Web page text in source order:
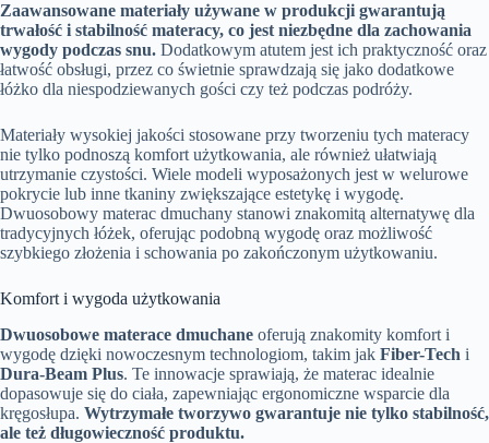
Zaawansowane materiały używane w produkcji gwarantują
trwałość i stabilność materacy, co jest niezbędne dla zachowania
wygody podczas snu. Dodatkowym atutem jest ich praktyczność oraz
łatwość obsługi, przez co świetnie sprawdzają się jako dodatkowe
łóżko dla niespodziewanych gości czy też podczas podróży.
Materiały wysokiej jakości stosowane przy tworzeniu tych materacy
nie tylko podnoszą komfort użytkowania, ale również ułatwiają
utrzymanie czystości. Wiele modeli wyposażonych jest w welurowe
pokrycie lub inne tkaniny zwiększające estetykę i wygodę.
Dwuosobowy materac dmuchany stanowi znakomitą alternatywę dla
tradycyjnych łóżek, oferując podobną wygodę oraz możliwość
szybkiego złożenia i schowania po zakończonym użytkowaniu.
Komfort i wygoda użytkowania
Dwuosobowe materace dmuchane oferują znakomity komfort i
wygodę dzięki nowoczesnym technologiom, takim jak Fiber-Tech i
Dura-Beam Plus. Te innowacje sprawiają, że materac idealnie
dopasowuje się do ciała, zapewniając ergonomiczne wsparcie dla
kręgosłupa. Wytrzymałe tworzywo gwarantuje nie tylko stabilność,
ale też długowieczność produktu.